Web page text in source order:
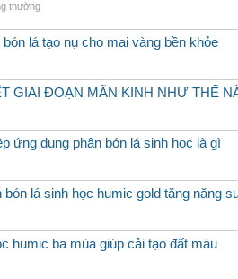
thường
bón lá tạo nụ cho mai vàng bền khỏe
GIAI ĐOẠN MÃN KINH NHƯ THẾ
ứng dụng phân bón lá sinh học là gì
bón lá sinh học humic gold tăng năng
humic ba mùa giúp cải tạo đất màu